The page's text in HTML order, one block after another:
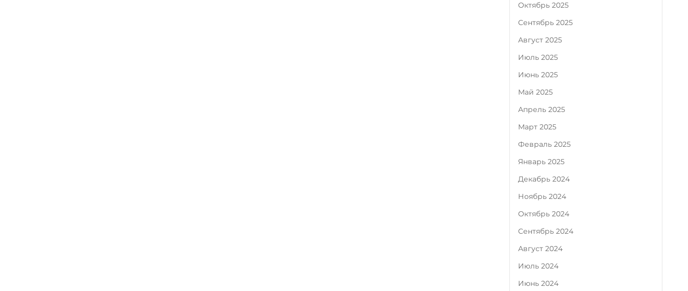
Октябрь 2025
Сентябрь 2025
Август 2025
Июль 2025
Июнь 2025
Май 2025
Апрель 2025
Март 2025
Февраль 2025
Январь 2025
Декабрь 2024
Ноябрь 2024
Октябрь 2024
Сентябрь 2024
Август 2024
Июль 2024
Июнь 2024